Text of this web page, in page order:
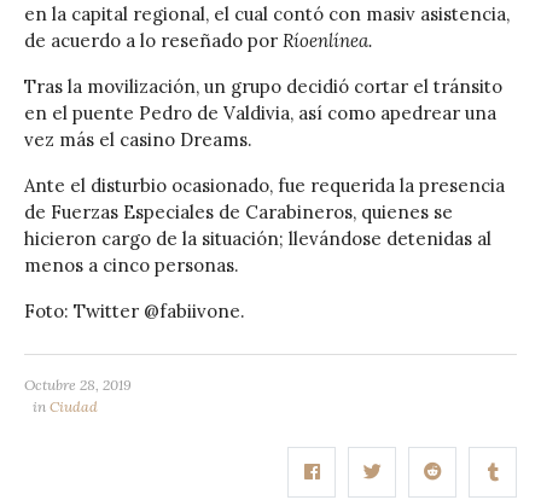
en la capital regional, el cual contó con masiv asistencia,
de acuerdo a lo reseñado por Ríoenlínea.
Tras la movilización, un grupo decidió cortar el tránsito
en el puente Pedro de Valdivia, así como apedrear una
vez más el casino Dreams.
Ante el disturbio ocasionado, fue requerida la presencia
de Fuerzas Especiales de Carabineros, quienes se
hicieron cargo de la situación; llevándose detenidas al
menos a cinco personas.
Foto: Twitter @fabiivone.
Octubre 28, 2019
in Ciudad